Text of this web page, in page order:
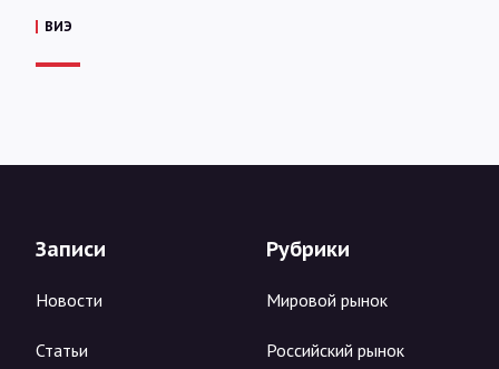
ВИЭ
Записи
Новости
Статьи
Рубрики
Мировой рынок
Российский рынок